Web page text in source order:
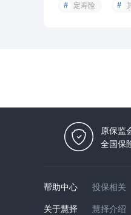
定寿险
原保监
全国保
帮助中心 投保相关
关于慧择
慧择介绍